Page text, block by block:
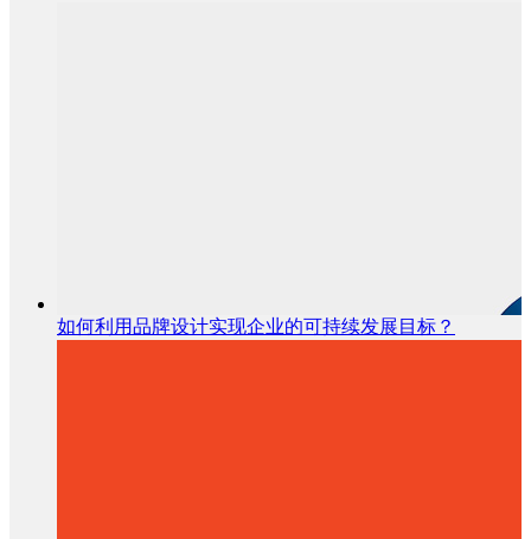
如何利用品牌设计实现企业的可持续发展目标？